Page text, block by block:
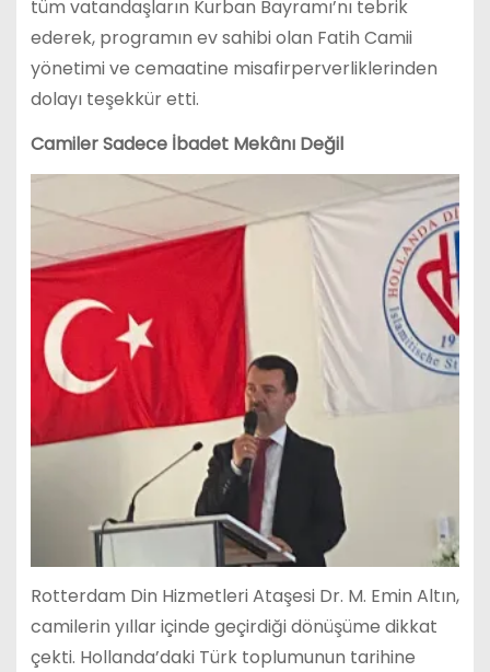
tüm vatandaşların Kurban Bayramı’nı tebrik
ederek, programın ev sahibi olan Fatih Camii
yönetimi ve cemaatine misafirperverliklerinden
dolayı teşekkür etti.
Camiler Sadece İbadet Mekânı Değil
Rotterdam Din Hizmetleri Ataşesi Dr. M. Emin Altın,
camilerin yıllar içinde geçirdiği dönüşüme dikkat
çekti. Hollanda’daki Türk toplumunun tarihine